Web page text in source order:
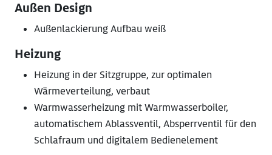
Außen Design
Außenlackierung Aufbau weiß
Heizung
Heizung in der Sitzgruppe, zur optimalen
Wärmeverteilung, verbaut
Warmwasserheizung mit Warmwasserboiler,
automatischem Ablassventil, Absperrventil für den
Schlafraum und digitalem Bedienelement